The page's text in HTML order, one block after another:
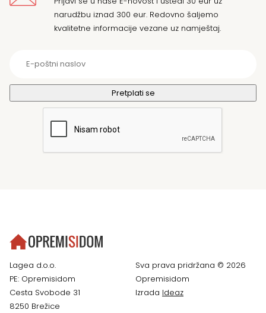
narudžbu iznad 300 eur. Redovno šaljemo
kvalitetne informacije vezane uz namještaj.
Lagea d.o.o.
PE: Opremisidom
Cesta Svobode 31
8250 Brežice
Sva prava pridržana © 2026
Opremisidom
Izrada Ideaz